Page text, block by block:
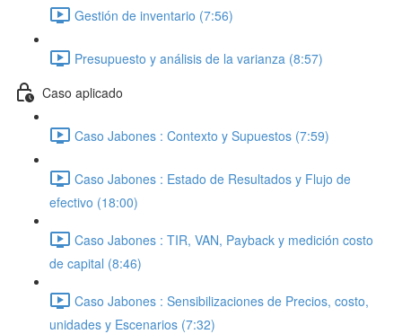
Gestión de inventario (7:56)
Presupuesto y análisis de la varianza (8:57)
Caso aplicado
Caso Jabones : Contexto y Supuestos (7:59)
Caso Jabones : Estado de Resultados y Flujo de
efectivo (18:00)
Caso Jabones : TIR, VAN, Payback y medición costo
de capital (8:46)
Caso Jabones : Sensibilizaciones de Precios, costo,
unidades y Escenarios (7:32)